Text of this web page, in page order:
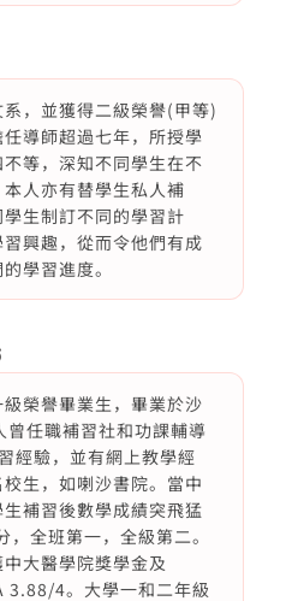
，並獲得二級榮譽(甲等)
導師超過七年，所授學
等，深知不同學生在不
人亦有替學生私人補
生制訂不同的學習計
興趣，從而令他們有成
學習進度。
榮譽畢業生，畢業於沙
任職補習社和功課輔導
經驗，並有網上教學經
生，如喇沙書院。當中
補習後數學成績突飛猛
全班第一，全級第二。
大醫學院獎學金及
4。大學一和二年級